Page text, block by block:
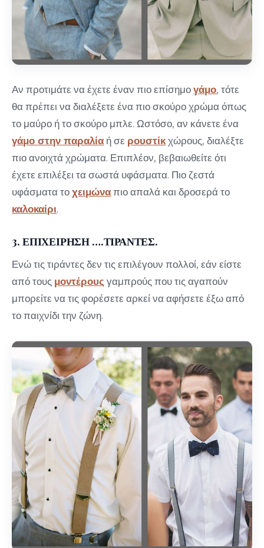
Αν προτιμάτε να έχετε έναν πιο επίσημογάμο, τότε
θα πρέπει να διαλέξετε ένα πιο σκούρο χρώμα όπως
το μαύρο ή το σκούρο μπλε. Ωστόσο, αν κάνετε ένα
γάμο στην παραλία ή σε ρουστίκχώρους, διαλέξτε
πιο ανοιχτά χρώματα. Επιπλέον, βεβαιωθείτε ότι
έχετε επιλέξει τα σωστά υφάσματα. Πιο ζεστά
υφάσματα τοχειμώνα πιο απαλά και δροσερά το
καλοκαίρι.
3. ΕΠΙΧΕΙΡΗΣΗ ….ΤΙΡΑΝΤΕΣ.
Ενώ τις τιράντες δεν τις επιλέγουν πολλοί, εάν είστε
από τους μοντέρους γαμπρούς που τις αγαπούν
μπορείτε να τις φορέσετε αρκεί να αφήσετε έξω από
το παιχνίδι την ζώνη.